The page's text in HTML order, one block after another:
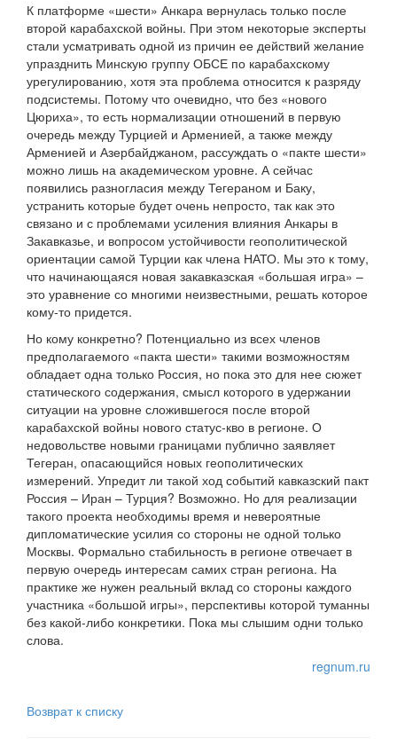
К платформе «шести» Анкара вернулась только после
второй карабахской войны. При этом некоторые эксперты
стали усматривать одной из причин ее действий желание
упразднить Минскую группу ОБСЕ по карабахскому
урегулированию, хотя эта проблема относится к разряду
подсистемы. Потому что очевидно, что без «нового
Цюриха», то есть нормализации отношений в первую
очередь между Турцией и Арменией, а также между
Арменией и Азербайджаном, рассуждать о «пакте шести»
можно лишь на академическом уровне. А сейчас
появились разногласия между Тегераном и Баку,
устранить которые будет очень непросто, так как это
связано и с проблемами усиления влияния Анкары в
Закавказье, и вопросом устойчивости геополитической
ориентации самой Турции как члена НАТО. Мы это к тому,
что начинающаяся новая закавказская «большая игра» –
это уравнение со многими неизвестными, решать которое
кому-то придется.
Но кому конкретно? Потенциально из всех членов
предполагаемого «пакта шести» такими возможностям
обладает одна только Россия, но пока это для нее сюжет
статического содержания, смысл которого в удержании
ситуации на уровне сложившегося после второй
карабахской войны нового статус-кво в регионе. О
недовольстве новыми границами публично заявляет
Тегеран, опасающийся новых геополитических
измерений. Упредит ли такой ход событий кавказский пакт
Россия – Иран – Турция? Возможно. Но для реализации
такого проекта необходимы время и невероятные
дипломатические усилия со стороны не одной только
Москвы. Формально стабильность в регионе отвечает в
первую очередь интересам самих стран региона. На
практике же нужен реальный вклад со стороны каждого
участника «большой игры», перспективы которой туманны
без какой-либо конкретики. Пока мы слышим одни только
слова.
regnum.ru
Возврат к списку